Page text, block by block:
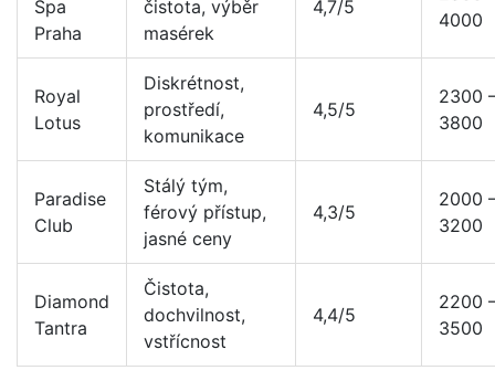
Spa
Praha
čistota, výběr
masérek
4,7/5
4000
Royal
Lotus
Diskrétnost,
prostředí,
komunikace
4,5/5
2300
3800
Paradise
Club
Stálý tým,
férový přístup,
jasné ceny
4,3/5
2000
3200
Diamond
Tantra
Čistota,
dochvilnost,
vstřícnost
4,4/5
2200
3500